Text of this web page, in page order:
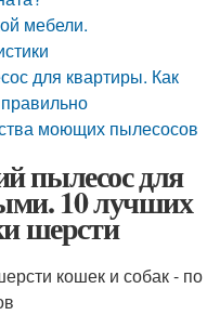
мебели.
для квартиры. Как
моющих пылесосов
пылесос для
10 лучших
шерсти
кошек и собак - по